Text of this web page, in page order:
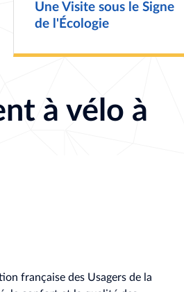
Une Visite sous le Signe
de l'Écologie
à vélo à
française des Usagers de la